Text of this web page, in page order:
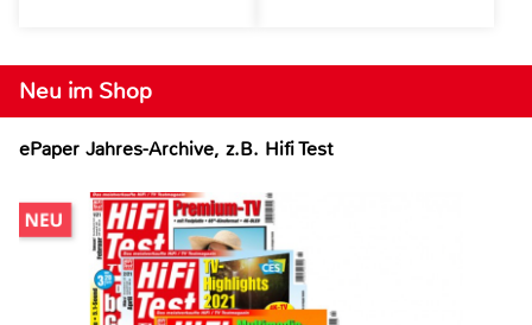
Neu im Shop
ePaper Jahres-Archive, z.B. Hifi Test